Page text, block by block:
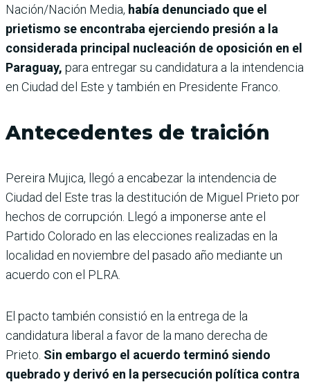
Nación/Nación Media, había denunciado que el
prietismo se encontraba ejerciendo presión a la
considerada principal nucleación de oposición en el
Paraguay, para entregar su candidatura a la intendencia
en Ciudad del Este y también en Presidente Franco.
Antecedentes de traición
Pereira Mujica, llegó a encabezar la intendencia de
Ciudad del Este tras la destitución de Miguel Prieto por
hechos de corrupción. Llegó a imponerse ante el
Partido Colorado en las elecciones realizadas en la
localidad en noviembre del pasado año mediante un
acuerdo con el PLRA.
El pacto también consistió en la entrega de la
candidatura liberal a favor de la mano derecha de
Prieto. Sin embargo el acuerdo terminó siendo
quebrado y derivó en la persecución política contra